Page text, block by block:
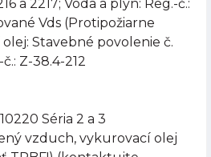
a 2217; Voda a plyn: Reg.-č.:
Vds (Protipožiarne
Stavebné povolenie č.
Z-38.4-212
Séria 2 a 3
vzduch, vykurovací olej